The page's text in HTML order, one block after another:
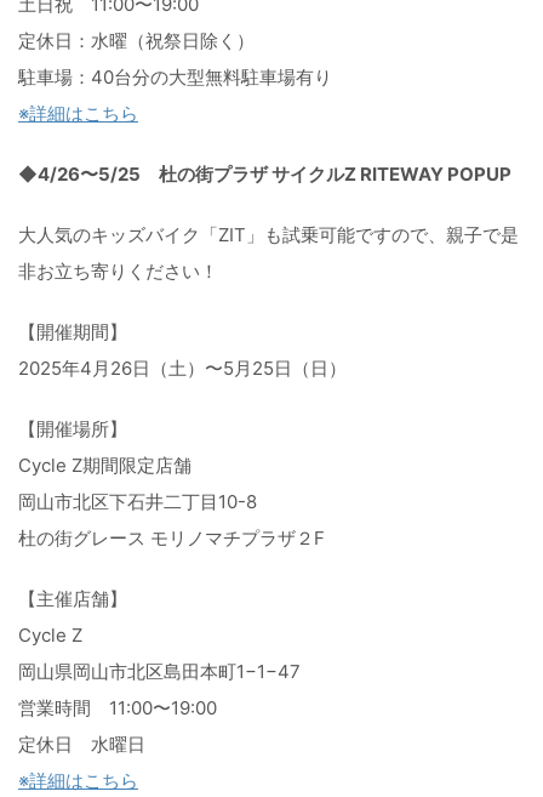
定休日：水曜（祝祭日除く）
駐車場：40台分の大型無料駐車場有り
※詳細はこちら
◆4/26〜5/25 杜の街プラザ サイクルZ RITEWAY POPUP
大人気のキッズバイク「ZIT」も試乗可能ですので、 親子で是
非お立ち寄りください！
【開催期間】
2025年4月26日（土）〜5月25日（日）
【開催場所】
Cycle Z期間限定店舗
岡山市北区下石井二丁目10-8
杜の街グレース モリノマチプラザ２F
【主催店舗】
Cycle Z
岡山県岡山市北区島田本町1−1−47
営業時間 11:00〜19:00
定休日 水曜日
※詳細はこちら